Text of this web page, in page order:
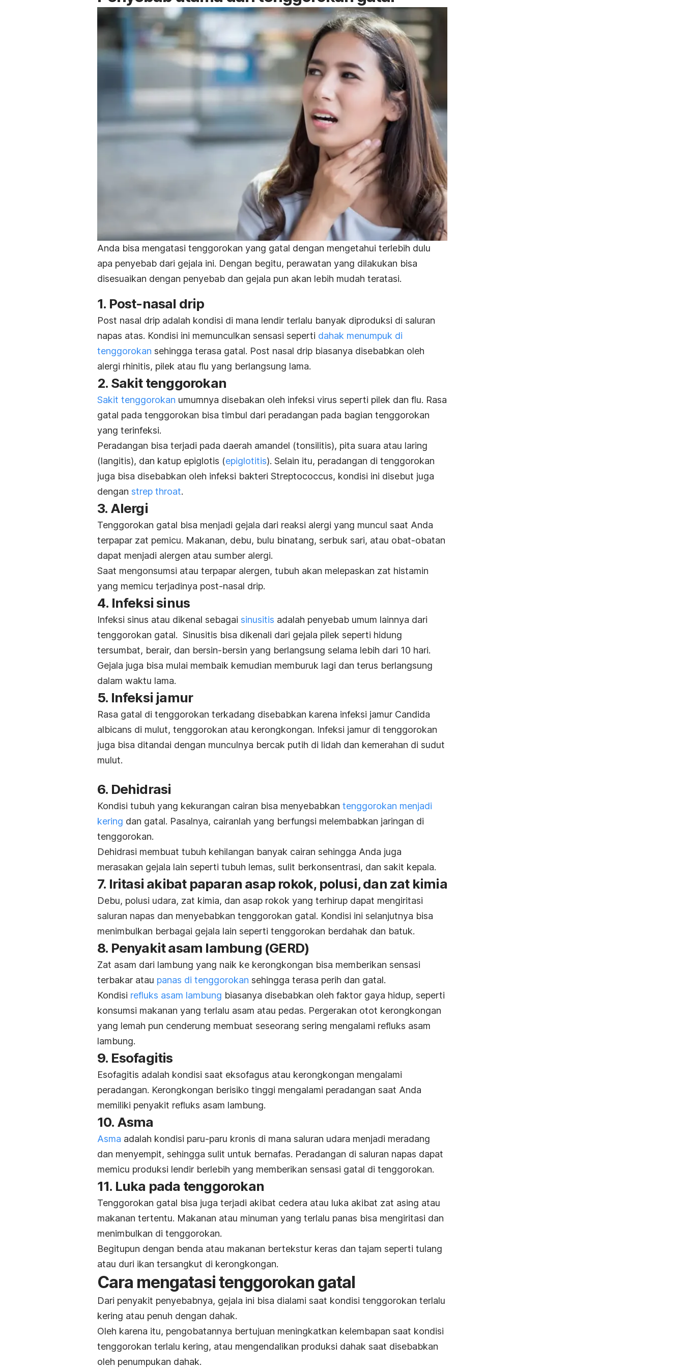
Anda bisa mengatasi tenggorokan yang gatal dengan mengetahui terlebih dulu
apa penyebab dari gejala ini. Dengan begitu, perawatan yang dilakukan bisa
disesuaikan dengan penyebab dan gejala pun akan lebih mudah teratasi.
1. Post-nasal drip
Post nasal drip adalah kondisi di mana lendir terlalu banyak diproduksi di saluran
napas atas. Kondisi ini memunculkan sensasi seperti dahak menumpuk di
tenggorokan sehingga terasa gatal. Post nasal drip biasanya disebabkan oleh
alergi rhinitis, pilek atau flu yang berlangsung lama.
2. Sakit tenggorokan
Sakit tenggorokan umumnya disebakan oleh infeksi virus seperti pilek dan flu. Rasa
gatal pada tenggorokan bisa timbul dari peradangan pada bagian tenggorokan
yang terinfeksi.
Peradangan bisa terjadi pada daerah amandel (tonsilitis), pita suara atau laring
(langitis), dan katup epiglotis (epiglotitis). Selain itu, peradangan di tenggorokan
juga bisa disebabkan oleh infeksi bakteri Streptococcus, kondisi ini disebut juga
dengan strep throat.
3. Alergi
Tenggorokan gatal bisa menjadi gejala dari reaksi alergi yang muncul saat Anda
terpapar zat pemicu. Makanan, debu, bulu binatang, serbuk sari, atau obat-obatan
dapat menjadi alergen atau sumber alergi.
Saat mengonsumsi atau terpapar alergen, tubuh akan melepaskan zat histamin
yang memicu terjadinya post-nasal drip.
4. Infeksi sinus
Infeksi sinus atau dikenal sebagai sinusitis adalah penyebab umum lainnya dari
tenggorokan gatal. Sinusitis bisa dikenali dari gejala pilek seperti hidung
tersumbat, berair, dan bersin-bersin yang berlangsung selama lebih dari 10 hari.
Gejala juga bisa mulai membaik kemudian memburuk lagi dan terus berlangsung
dalam waktu lama.
5. Infeksi jamur
Rasa gatal di tenggorokan terkadang disebabkan karena infeksi jamur Candida
albicans di mulut, tenggorokan atau kerongkongan. Infeksi jamur di tenggorokan
juga bisa ditandai dengan munculnya bercak putih di lidah dan kemerahan di sudut
mulut.
6. Dehidrasi
Kondisi tubuh yang kekurangan cairan bisa menyebabkan tenggorokan menjadi
kering dan gatal. Pasalnya, cairanlah yang berfungsi melembabkan jaringan di
tenggorokan.
Dehidrasi membuat tubuh kehilangan banyak cairan sehingga Anda juga
merasakan gejala lain seperti tubuh lemas, sulit berkonsentrasi, dan sakit kepala.
7. Iritasi akibat paparan asap rokok, polusi, dan zat kimia
Debu, polusi udara, zat kimia, dan asap rokok yang terhirup dapat mengiritasi
saluran napas dan menyebabkan tenggorokan gatal. Kondisi ini selanjutnya bisa
menimbulkan berbagai gejala lain seperti tenggorokan berdahak dan batuk.
8. Penyakit asam lambung (GERD)
Zat asam dari lambung yang naik ke kerongkongan bisa memberikan sensasi
terbakar atau panas di tenggorokan sehingga terasa perih dan gatal.
Kondisi refluks asam lambung biasanya disebabkan oleh faktor gaya hidup, seperti
konsumsi makanan yang terlalu asam atau pedas. Pergerakan otot kerongkongan
yang lemah pun cenderung membuat seseorang sering mengalami refluks asam
lambung.
9. Esofagitis
Esofagitis adalah kondisi saat eksofagus atau kerongkongan mengalami
peradangan. Kerongkongan berisiko tinggi mengalami peradangan saat Anda
memiliki penyakit refluks asam lambung.
10. Asma
Asma adalah kondisi paru-paru kronis di mana saluran udara menjadi meradang
dan menyempit, sehingga sulit untuk bernafas. Peradangan di saluran napas dapat
memicu produksi lendir berlebih yang memberikan sensasi gatal di tenggorokan.
11. Luka pada tenggorokan
Tenggorokan gatal bisa juga terjadi akibat cedera atau luka akibat zat asing atau
makanan tertentu. Makanan atau minuman yang terlalu panas bisa mengiritasi dan
menimbulkan di tenggorokan.
Begitupun dengan benda atau makanan bertekstur keras dan tajam seperti tulang
atau duri ikan tersangkut di kerongkongan.
Cara mengatasi tenggorokan gatal
Dari penyakit penyebabnya, gejala ini bisa dialami saat kondisi tenggorokan terlalu
kering atau penuh dengan dahak.
Oleh karena itu, pengobatannya bertujuan meningkatkan kelembapan saat kondisi
tenggorokan terlalu kering, atau mengendalikan produksi dahak saat disebabkan
oleh penumpukan dahak.